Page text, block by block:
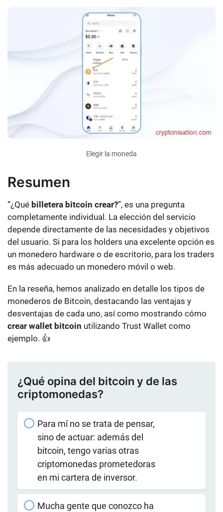
Elegir la moneda
Resumen
“¿Qué billetera bitcoin crear?”, es una pregunta
completamente individual. La elección del servicio
depende directamente de las necesidades y objetivos
del usuario. Si para los holders una excelente opción es
un monedero hardware o de escritorio, para los traders
es más adecuado un monedero móvil o web.
En la reseña, hemos analizado en detalle los tipos de
monederos de Bitcoin, destacando las ventajas y
desventajas de cada uno, así como mostrando cómo
crear wallet bitcoin utilizando Trust Wallet como
ejemplo. 👍
¿Qué opina del bitcoin y de las
criptomonedas?
Para mí no se trata de pensar,
sino de actuar: además del
bitcoin, tengo varias otras
criptomonedas prometedoras
en mi cartera de inversor.
Mucha gente que conozco ha